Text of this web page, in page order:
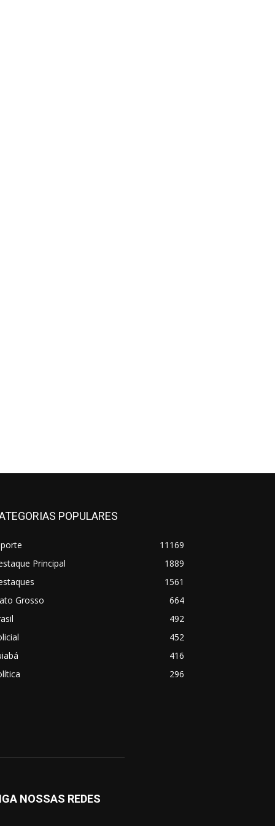
POPULARES
11169
Principal
1889
1561
Grosso
664
492
452
416
296
NOSSAS REDES